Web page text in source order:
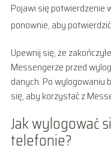
Pojawi się potwierdzenie
ponownie, aby
Upewnij się, że
Messengerze przed
danych. Po wylogowaniu
się, aby korzystać z
Jak wylogować
telefonie?